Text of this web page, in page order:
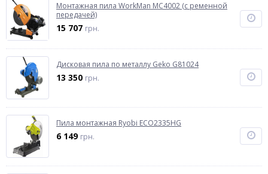
Монтажная пила WorkMan MC4002 (с ременной
передачей)
15 707 грн.
Дисковая пила по металлу Geko G81024
13 350 грн.
Пила монтажная Ryobi ECO2335HG
6 149 грн.